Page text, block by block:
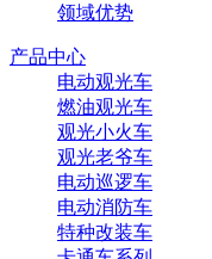
领域优势
产品中心
电动观光车
燃油观光车
观光小火车
观光老爷车
电动巡逻车
电动消防车
特种改装车